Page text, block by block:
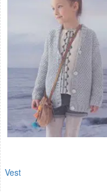
Vest